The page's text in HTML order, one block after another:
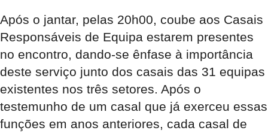
Após o jantar, pelas 20h00, coube aos Casais
Responsáveis de Equipa estarem presentes
no encontro, dando-se ênfase à importância
deste serviço junto dos casais das 31 equipas
existentes nos três setores. Após o
testemunho de um casal que já exerceu essas
funções em anos anteriores, cada casal de